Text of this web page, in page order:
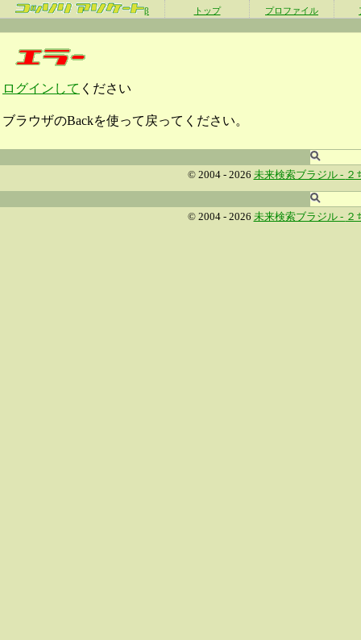
β トップ プロファイル
ログインして ください
ブラウザのBackを使って戻ってください。
© 2004 - 2026 未来検索ブラジル - ２
© 2004 - 2026 未来検索ブラジル - ２